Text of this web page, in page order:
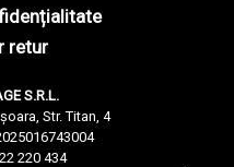
retur
S.R.L.
Str. Titan, 4
220 434